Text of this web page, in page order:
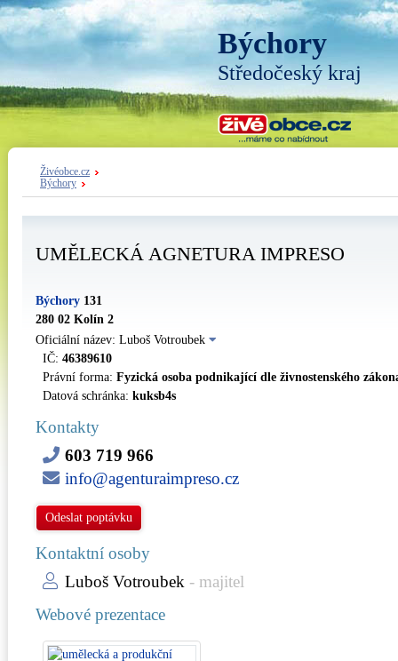
Býchory
Středočeský kraj
Živéobce.cz
Býchory
UMĚLECKÁ AGNETURA IMPRESO
Býchory 131
280 02 Kolín 2
Oficiální název: Luboš Votroubek
IČ: 46389610
Právní forma: Fyzická osoba podnikající dle živnostenského
Datová schránka: kuksb4s
Kontakty
603 719 966
info@agenturaimpreso.cz
Odeslat poptávku
Kontaktní osoby
Luboš Votroubek - majitel
Webové prezentace